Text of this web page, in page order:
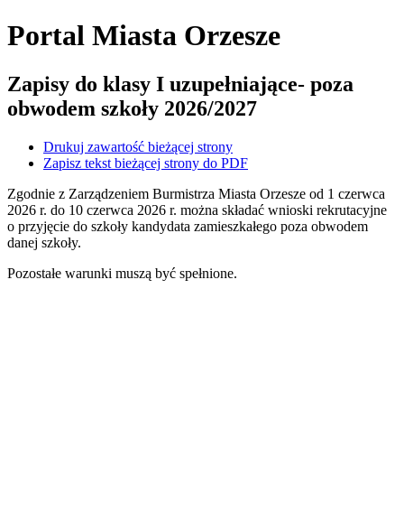
Portal Miasta Orzesze
Zapisy do klasy I uzupełniające- poza
obwodem szkoły 2026/2027
Drukuj zawartość bieżącej strony
Zapisz tekst bieżącej strony do PDF
Zgodnie z Zarządzeniem Burmistrza Miasta Orzesze od 1 czerwca
2026 r. do 10 czerwca 2026 r. można składać wnioski rekrutacyjne
o przyjęcie do szkoły kandydata zamieszkałego poza obwodem
danej szkoły.
Pozostałe warunki muszą być spełnione.